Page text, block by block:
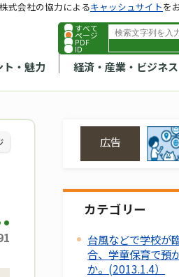
すべて
ページ
PDF
ID
・魅力 経済・産業・ビジネス
式会社の協力によるキャッシュサイトを
広告
カテゴリー
台風などで学校が
合、学童保育で預
か。(2013.1.4）